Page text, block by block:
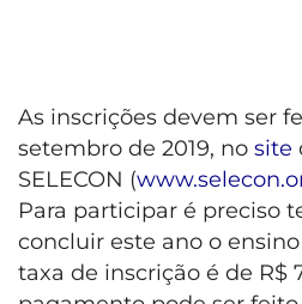
As inscrições devem ser
setembro de 2019, no site
SELECON (
Para participar é preciso
concluir este ano o
taxa de inscrição é de R$